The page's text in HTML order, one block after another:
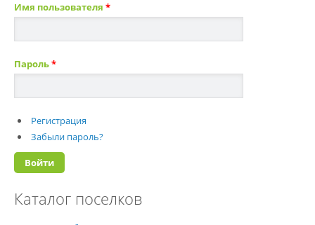
Имя пользователя *
Пароль*
Регистрация
Забыли пароль?
Каталог поселков